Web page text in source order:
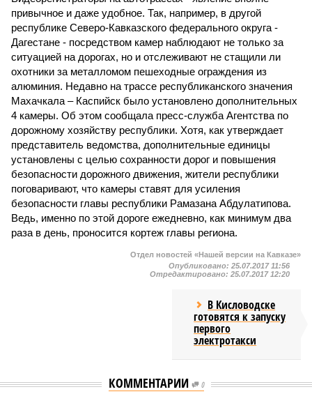
привычное и даже удобное. Так, например, в другой
республике Северо-Кавказского федерального округа -
Дагестане - посредством камер наблюдают не только за
ситуацией на дорогах, но и отслеживают не стащили ли
охотники за металломом пешеходные ограждения из
алюминия. Недавно на трассе республиканского значения
Махачкала – Каспийск было установлено дополнительных
4 камеры. Об этом сообщала пресс-служба Агентства по
дорожному хозяйству республики. Хотя, как утверждает
представитель ведомства, дополнительные единицы
установлены с целью сохранности дорог и повышения
безопасности дорожного движения, жители республики
поговаривают, что камеры ставят для усиления
безопасности главы республики Рамазана Абдулатипова.
Ведь, именно по этой дороге ежедневно, как минимум два
раза в день, проносится кортеж главы региона.
Отдел новостей «Нашей версии на Кавказе»
Опубликовано: 25.07.2017 11:56
Отредактировано: 25.07.2017 12:20
В Кисловодске
готовятся к запуску
первого
электротакси
КОММЕНТАРИИ 0